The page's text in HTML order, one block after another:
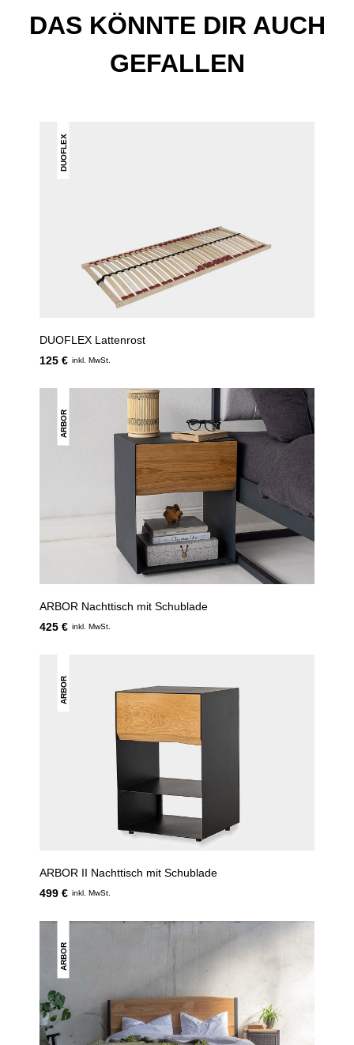
DAS KÖNNTE DIR AUCH
GEFALLEN
DUOFLEX
DUOFLEX Lattenrost
125 € inkl. MwSt.
ARBOR
ARBOR Nachttisch mit Schublade
425 € inkl. MwSt.
ARBOR
ARBOR II Nachttisch mit Schublade
499 € inkl. MwSt.
ARBOR